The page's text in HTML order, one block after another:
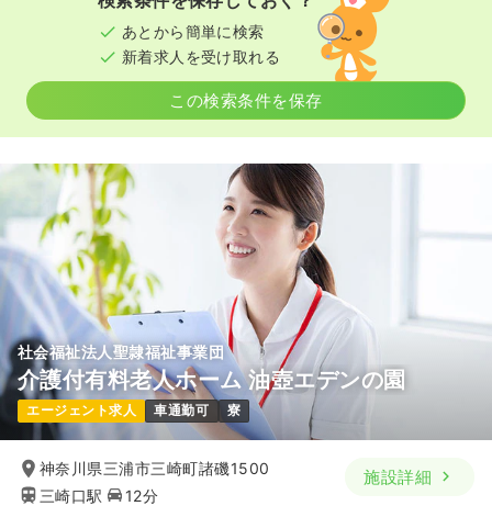
あとから簡単に検索
新着求人を受け取れる
この検索条件を保存
社会福祉法人聖隷福祉事業団
介護付有料老人ホーム 油壺エデンの園
エージェント求人 車通勤可 寮
神奈川県三浦市三崎町諸磯1500
三崎口駅
12分
施設詳細